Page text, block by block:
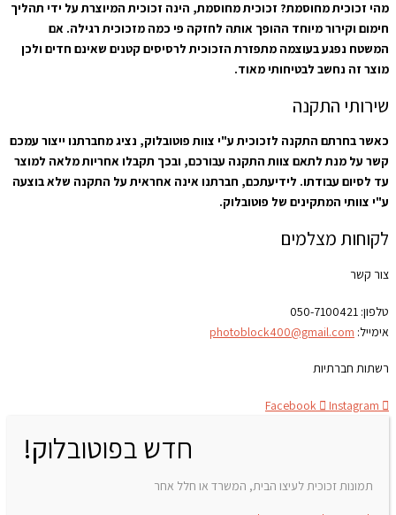
מהי זכוכית מחוסמת? זכוכית מחוסמת, הינה זכוכית המיוצרת על ידי תהליך
חימום וקירור מיוחד ההופך אותה לחזקה פי כמה מזכוכית רגילה. אם
המשטח נפגע בעוצמה מתפזרת הזכוכית לרסיסים קטנים שאינם חדים ולכן
מוצר זה נחשב לבטיחותי מאוד.
שירותי התקנה
כאשר בחרתם התקנה לזכוכית ע"י צוות פוטובלוק, נציג מחברתנו ייצור עמכם
קשר על מנת לתאם צוות התקנה עבורכם, ובכך תקבלו אחריות מלאה למוצר
עד לסיום עבודתו. לידיעתכם, חברתנו אינה אחראית על התקנה שלא בוצעה
ע"י צוותי המתקינים של פוטובלוק.
לקוחות מצלמים
צור קשר
טלפון:
אימייל: photoblock400@gmail.com
רשתות חברתיות
Facebook Instagram
חדש בפוטובלוק!
תמונות זכוכית לעיצו הבית, המשרד או חלל אחר